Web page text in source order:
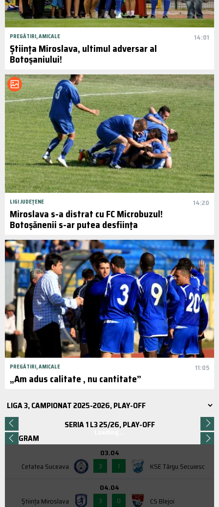
PREGĂTIRI, AMICALE 14:01
Știința Miroslava, ultimul adversar al
Botoșaniului!
LIGI JUDEȚENE 14:20
Miroslava s-a distrat cu FC Microbuzul!
Botoșănenii s-ar putea desființa
PREGĂTIRI, AMICALE 11:05
„Am adus calitate , nu cantitate”
SERIA 1 L3 25/26, PLAY-OFF
Loading...
PROGRAM
Cetatea Suceava
03.04
3
1 KSE Târgu Secuiesc
Știința Miroslava
04.04
3
0 CS Blejoi